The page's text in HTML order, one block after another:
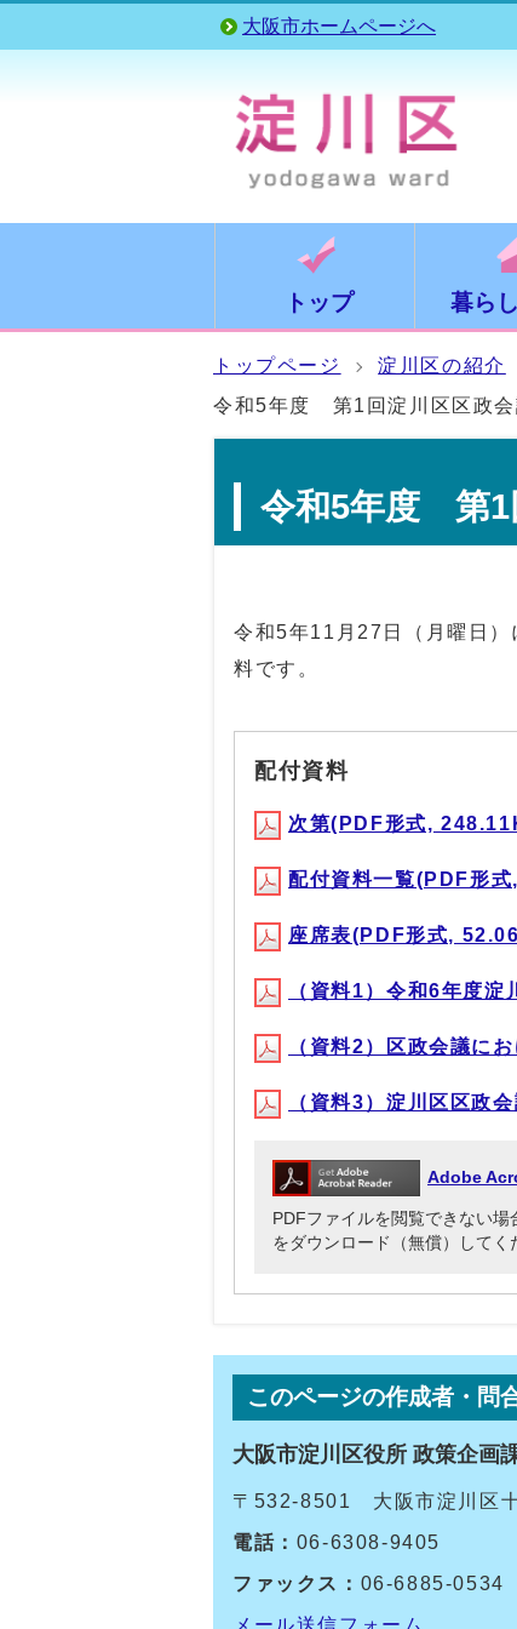
大阪市ホームページへ
トップ 暮ら
トップページ 淀川区の紹介
令和5年度 第1回淀川区区政
令和5年度 第1
令和5年11月27日（月曜日
料です。
配付資料
次第(PDF形式,
配付資料一覧(PDF形
座席表(PDF形式,
（資料1）令和6年度
（資料2）区政会議に
（資料3）淀川区区政
Adobe
PDFファイルを閲覧できない
をダウンロード（無償）してく
このページの作成者・問
大阪市淀川区役所 政策企画
〒532-8501 大阪市淀川区十
電話： 06-6308-9405
ファックス： 06-6885-0534
メール送信フォーム